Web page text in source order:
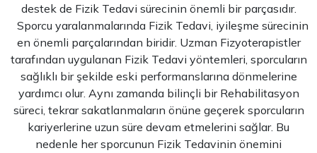
destek de Fizik Tedavi sürecinin önemli bir parçasıdır.
Sporcu yaralanmalarında Fizik Tedavi, iyileşme sürecinin
en önemli parçalarından biridir. Uzman Fizyoterapistler
tarafından uygulanan Fizik Tedavi yöntemleri, sporcuların
sağlıklı bir şekilde eski performanslarına dönmelerine
yardımcı olur. Aynı zamanda bilinçli bir Rehabilitasyon
süreci, tekrar sakatlanmaların önüne geçerek sporcuların
kariyerlerine uzun süre devam etmelerini sağlar. Bu
nedenle her sporcunun Fizik Tedavinin önemini